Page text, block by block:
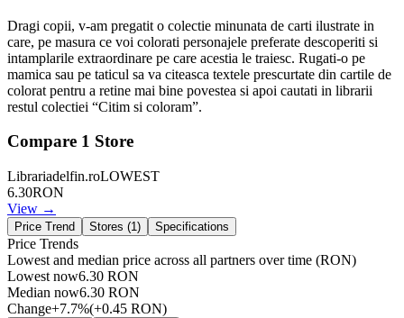
Dragi copii, v-am pregatit o colectie minunata de carti ilustrate in
care, pe masura ce voi colorati personajele preferate descoperiti si
intamplarile extraordinare pe care acestia le traiesc. Rugati-o pe
mamica sau pe taticul sa va citeasca textele prescurtate din cartile de
colorat pentru a retine mai bine povestea si apoi cautati in librarii
restul colectiei “Citim si coloram”.
Compare 1 Store
Librariadelfin.roLOWEST
6.30RON
View →
Price Trend Stores (1) Specifications
Price Trends
Lowest and median price across all partners over time (RON)
Lowest now6.30 RON
Median now6.30 RON
Change+7.7%(+0.45 RON)